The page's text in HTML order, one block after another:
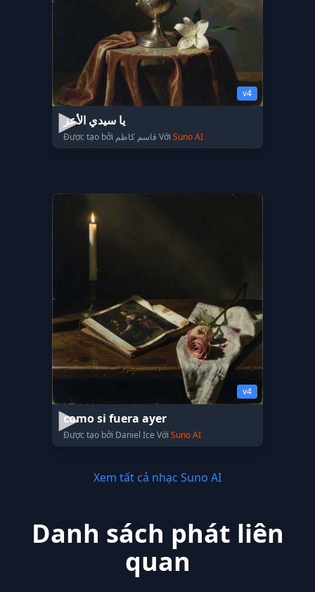
v4
يا سيدي الأعز
Được tạo bởi قاسم كاظم Với Suno AI
v4
como si fuera ayer
Được tạo bởi Daniel Ice Với Suno AI
Xem tất cả nhạc Suno AI
Danh sách phát liên
quan